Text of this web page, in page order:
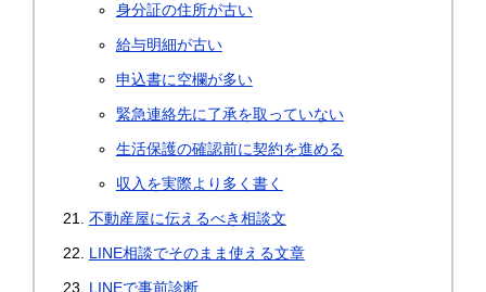
身分証の住所が古い
給与明細が古い
申込書に空欄が多い
緊急連絡先に了承を取っていない
生活保護の確認前に契約を進める
収入を実際より多く書く
不動産屋に伝えるべき相談文
LINE相談でそのまま使える文章
LINEで事前診断